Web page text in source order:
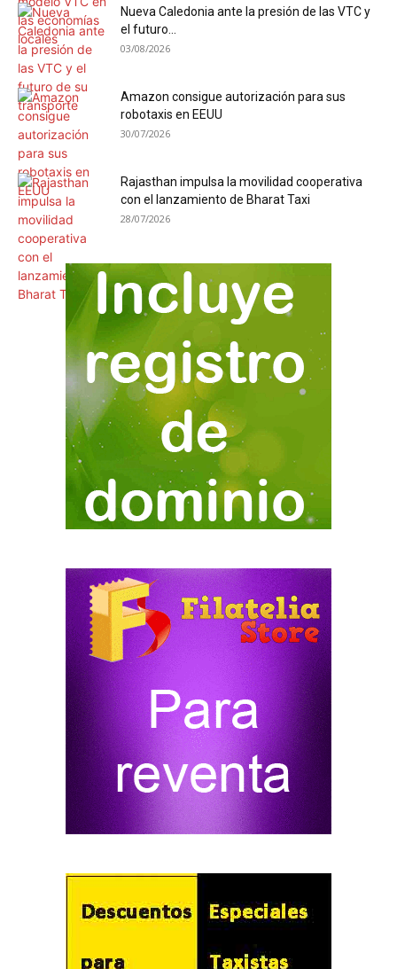
Nueva Caledonia ante la presión de las VTC y
el futuro...
03/08/2026
Amazon consigue autorización para sus
robotaxis en EEUU
30/07/2026
Rajasthan impulsa la movilidad cooperativa
con el lanzamiento de Bharat Taxi
28/07/2026